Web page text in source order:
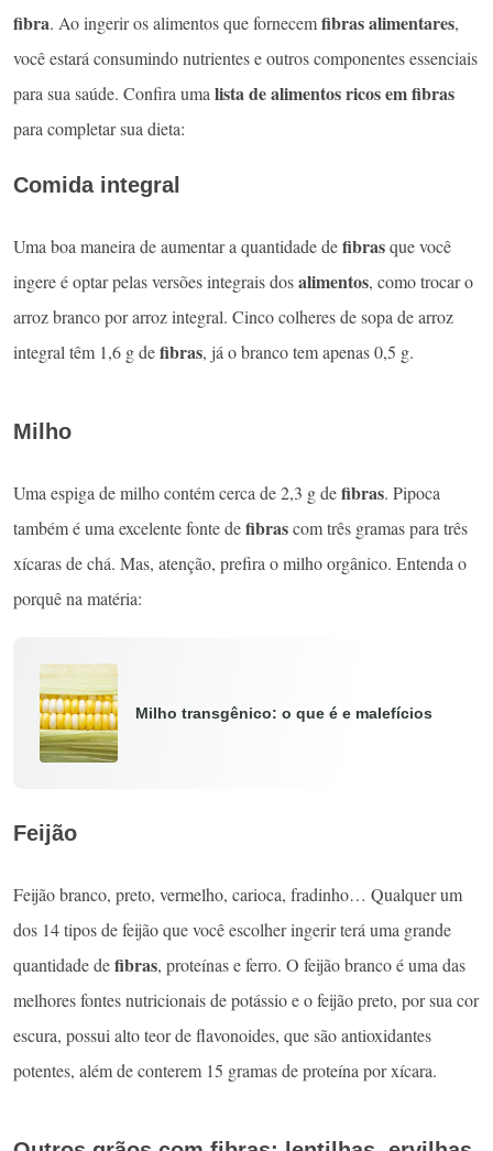
fibra. Ao ingerir os alimentos que fornecemfibras alimentares,
você estará consumindo nutrientes e outros componentes essenciais
para sua saúde. Confira uma lista de alimentos ricos em fibras
para completar sua dieta:
Comida integral
Uma boa maneira de aumentar a quantidade defibrasque você
ingere é optar pelas versões integrais dosalimentos, como trocar o
arroz branco por arroz integral. Cinco colheres de sopa de arroz
integral têm 1,6 g defibras, já o branco tem apenas 0,5 g.
Milho
Uma espiga de milho contém cerca de 2,3 g defibras. Pipoca
também é uma excelente fonte defibrascom três gramas para três
xícaras de chá. Mas, atenção, prefira o milho orgânico. Entenda o
porquê na matéria:
Milho transgênico: o que é e malefícios
Feijão
Feijão branco, preto, vermelho, carioca, fradinho… Qualquer um
dos 14 tipos de feijão que você escolher ingerir terá uma grande
quantidade defibras, proteínas e ferro. O feijão branco é uma das
melhores fontes nutricionais de potássio e o feijão preto, por sua cor
escura, possui alto teor de flavonoides, que são antioxidantes
potentes, além de conterem 15 gramas de proteína por xícara.